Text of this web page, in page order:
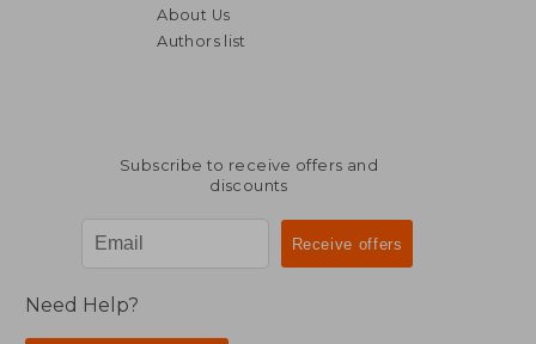
About Us
Authors list
Subscribe to receive offers and
discounts
Need Help?